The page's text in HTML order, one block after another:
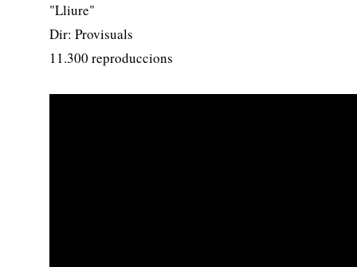
"Lliure"
Dir: Provisuals
11.300 reproduccions